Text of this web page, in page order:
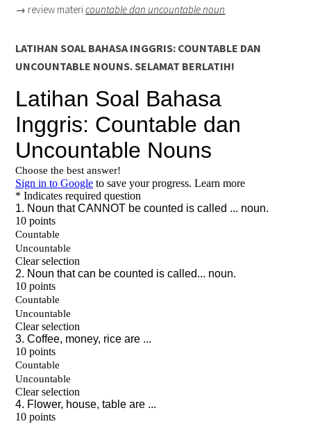
→ review matericountable dan uncountable noun
LATIHAN SOAL BAHASA INGGRIS: COUNTABLE DAN
UNCOUNTABLE NOUNS. SELAMAT BERLATIH!